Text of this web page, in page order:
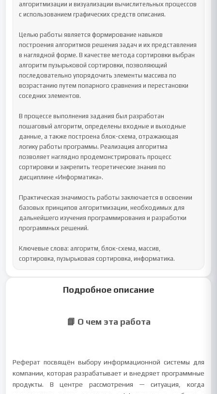
алгоритмизации и визуализации вычислительных процессов
с использованием графических средств описания.
Целью работы является формирование навыков
построения алгоритмов решения задач и их представления
в наглядной форме. В качестве метода сортировки выбран
алгоритм пузырьковой сортировки, позволяющий
последовательно упорядочить элементы массива по
возрастанию путем попарного сравнения и перестановки
соседних элементов.
В процессе выполнения задания был разработан
пошаговый алгоритм, определены входные и выходные
данные, а также построена блок-схема, отражающая
логику работы программы. Реализация алгоритма
позволяет наглядно продемонстрировать процесс
сортировки и закрепить теоретические знания по
дисциплине «Информатика».
Практическая значимость работы заключается в освоении
базовых принципов алгоритмизации, необходимых для
дальнейшего изучения программирования и разработки
программных решений.
Ключевые слова: алгоритм, блок-схема, массив,
сортировка, пузырьковая сортировка, информатика.
Подробное описание
📘 О чем эта работа
Реферат посвящён выбору информационной системы для
компании, которая разрабатывает и внедряет программные
продукты. В центре рассмотрения — ситуация, когда